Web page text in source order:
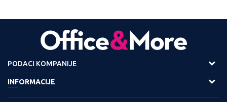
PODACI KOMPANIJE
Adresa :
INFORMACIJE